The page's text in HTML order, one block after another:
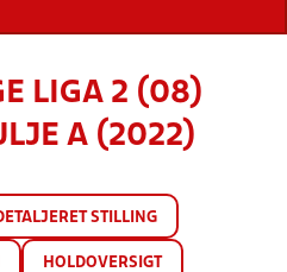
LIGA 2 (08)
A (2022)
STILLING
HOLDOVERSIGT